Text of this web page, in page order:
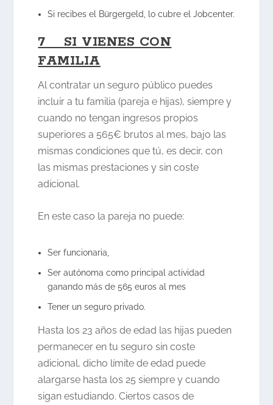
Si recibes el Bürgergeld, lo cubre el Jobcenter.
7 SI VIENES CON
FAMILIA
Al contratar un seguro público puedes
incluir a tu familia (pareja e hijas), siempre y
cuando no tengan ingresos propios
superiores a 565€ brutos al mes, bajo las
mismas condiciones que tú, es decir, con
las mismas prestaciones y sin coste
adicional.
En este caso la pareja no puede:
Ser funcionaria,
Ser autónoma como principal actividad
ganando más de 565 euros al mes
Tener un seguro privado.
Hasta los 23 años de edad las hijas pueden
permanecer en tu seguro sin coste
adicional, dicho límite de edad puede
alargarse hasta los 25 siempre y cuando
sigan estudiando. Ciertos casos de